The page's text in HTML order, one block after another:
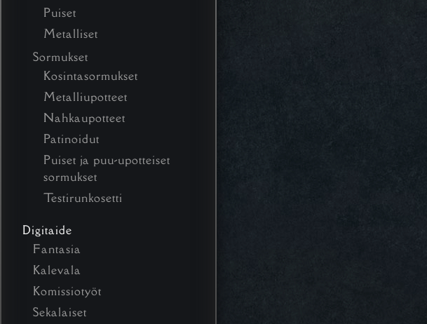
Puiset
Metalliset
Sormukset
Kosintasormukset
Metalliupotteet
Nahkaupotteet
Patinoidut
Puiset ja puu-upotteiset
sormukset
Testirunkosetti
Digitaide
Fantasia
Kalevala
Komissiotyöt
Sekalaiset